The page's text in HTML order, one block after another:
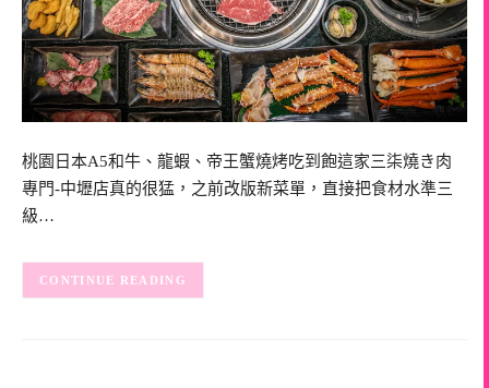
桃園日本A5和牛、龍蝦、帝王蟹燒烤吃到飽這家三柒燒き肉
專門-中壢店真的很猛，之前改版新菜單，直接把食材水準三
級…
CONTINUE READING